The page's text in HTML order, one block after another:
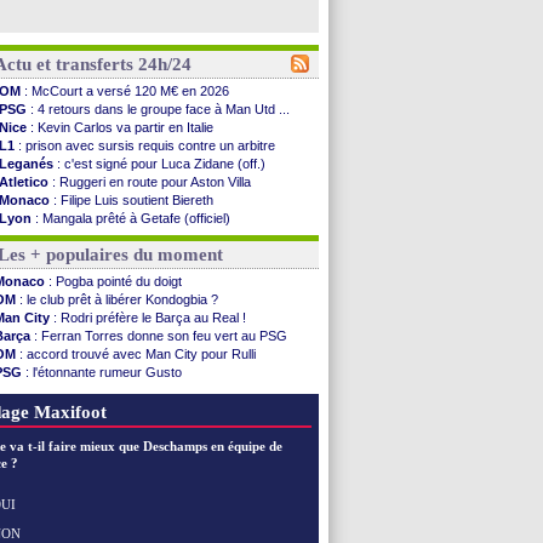
et transferts 24h/24
OM : McCourt a versé 120 M€ en 2026
PSG : 4 retours dans le groupe face à Man Utd ...
Nice : Kevin Carlos va partir en Italie
L1 : prison avec sursis requis contre un arbitre
Leganés : c'est signé pour Luca Zidane (off.)
Atletico : Ruggeri en route pour Aston Villa
Monaco : Filipe Luis soutient Biereth
Lyon : Mangala prêté à Getafe (officiel)
PSG: Nsoki va signer en Croatie
Arsenal: Naples vise Gabriel Jesus
Real: Mastantuono prêté à la Fiorentina (off.)
Man City : accord avec le Barça pour Rodri ?
Rennes: Haise a prolongé (officiel)
Palace: Tomiyasu a convaincu (officiel)
OM: B. Genesio - "ce n'est pas idéal"
TFC: Sion Oppong signe pour 4 ans (officiel)
PSG : Liverpool va proposer 115 M€ pour ...
PSG : Mbaye, deux pistes se détachent
Grenade: Luca Zidane va changer de club
Juve
Arsenal
+ populaires du moment
: Pogba pointé du doigt
: le club prêt à libérer Kondogbia ?
City : Rodri préfère le Barça au Real !
: Ferran Torres donne son feu vert au PSG
: accord trouvé avec Man City pour Rulli
: l'étonnante rumeur Gusto
: Owori battu à mort à Kampala
Maxifoot
va t-il faire mieux que Deschamps en équipe de
?